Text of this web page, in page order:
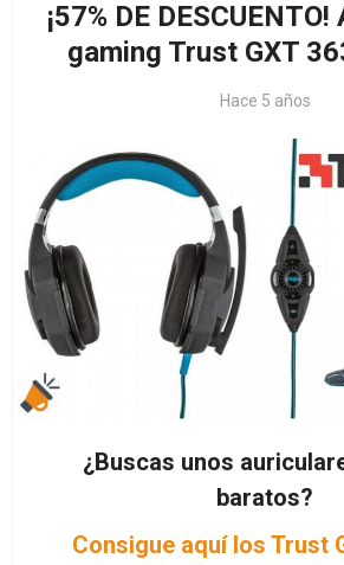
¡57% DE
gaming Trust GXT
Hace 5 años
¿Buscas unos
baratos?
Consigue aquí los Trust